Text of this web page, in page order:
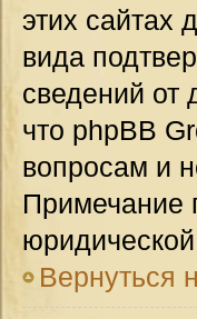
этих сайтах
вида
сведений от
что phpBB
вопросам и
Примечание
Вернуться